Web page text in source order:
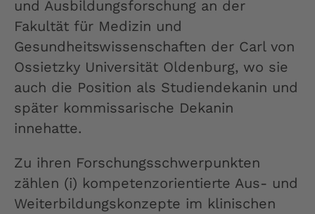
und Ausbildungsforschung an der
Fakultät für Medizin und
Gesundheitswissenschaften der Carl von
Ossietzky Universität Oldenburg, wo sie
auch die Position als Studiendekanin und
später kommissarische Dekanin
innehatte.
Zu ihren Forschungsschwerpunkten
zählen (i) kompetenzorientierte Aus- und
Weiterbildungskonzepte im klinischen